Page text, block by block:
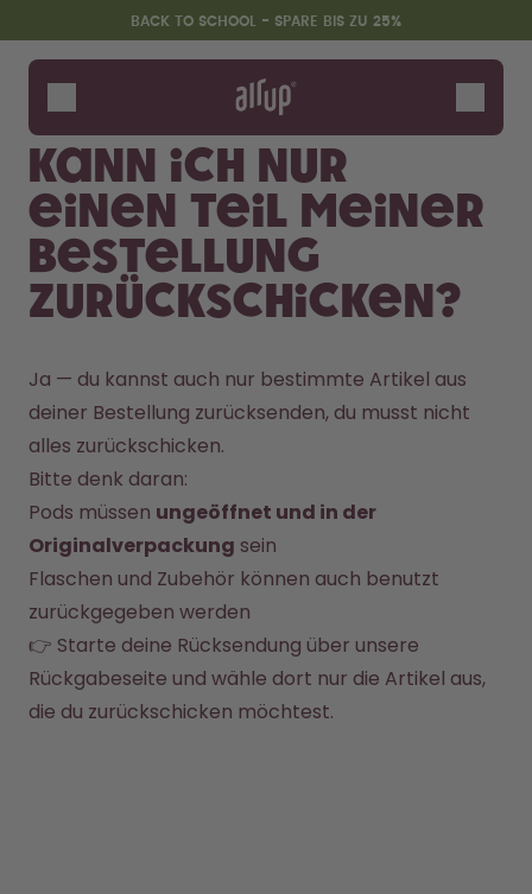
Zum Hauptinhalt springen
Erklärung zur BarrierefreiheitBACK TO SCHOOL - SPARE BIS ZU 25%
Flaschen
Duft-Pods
Zubehör
Starter Sets
Back2School
Gewinnspiel
Back to School - Spare bis zu
25%
Wie funktioniert's
Flaschen vergleichen
Kann ich nur
einen Teil meiner
Bestellung
zurückschicken?
Ja — du kannst auch nur bestimmte Artikel aus
deiner Bestellung zurücksenden, du musst nicht
alles zurückschicken.
Bitte denk daran:
Pods müssen ungeöffnet und in der
Originalverpackung sein
Flaschen und Zubehör können auch benutzt
zurückgegeben werden
Rückgabeseite und wähle dort nur die Artikel aus,
die du zurückschicken möchtest.